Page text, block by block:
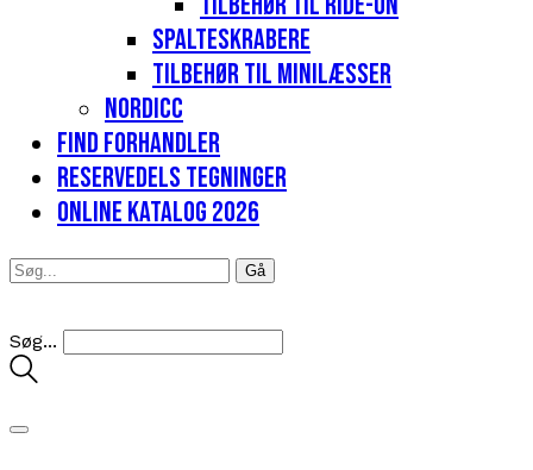
Spalteskrabere
Tilbehør til minilæsser
Nordicc
Find forhandler
Reservedels tegninger
Online katalog 2026
Søg...